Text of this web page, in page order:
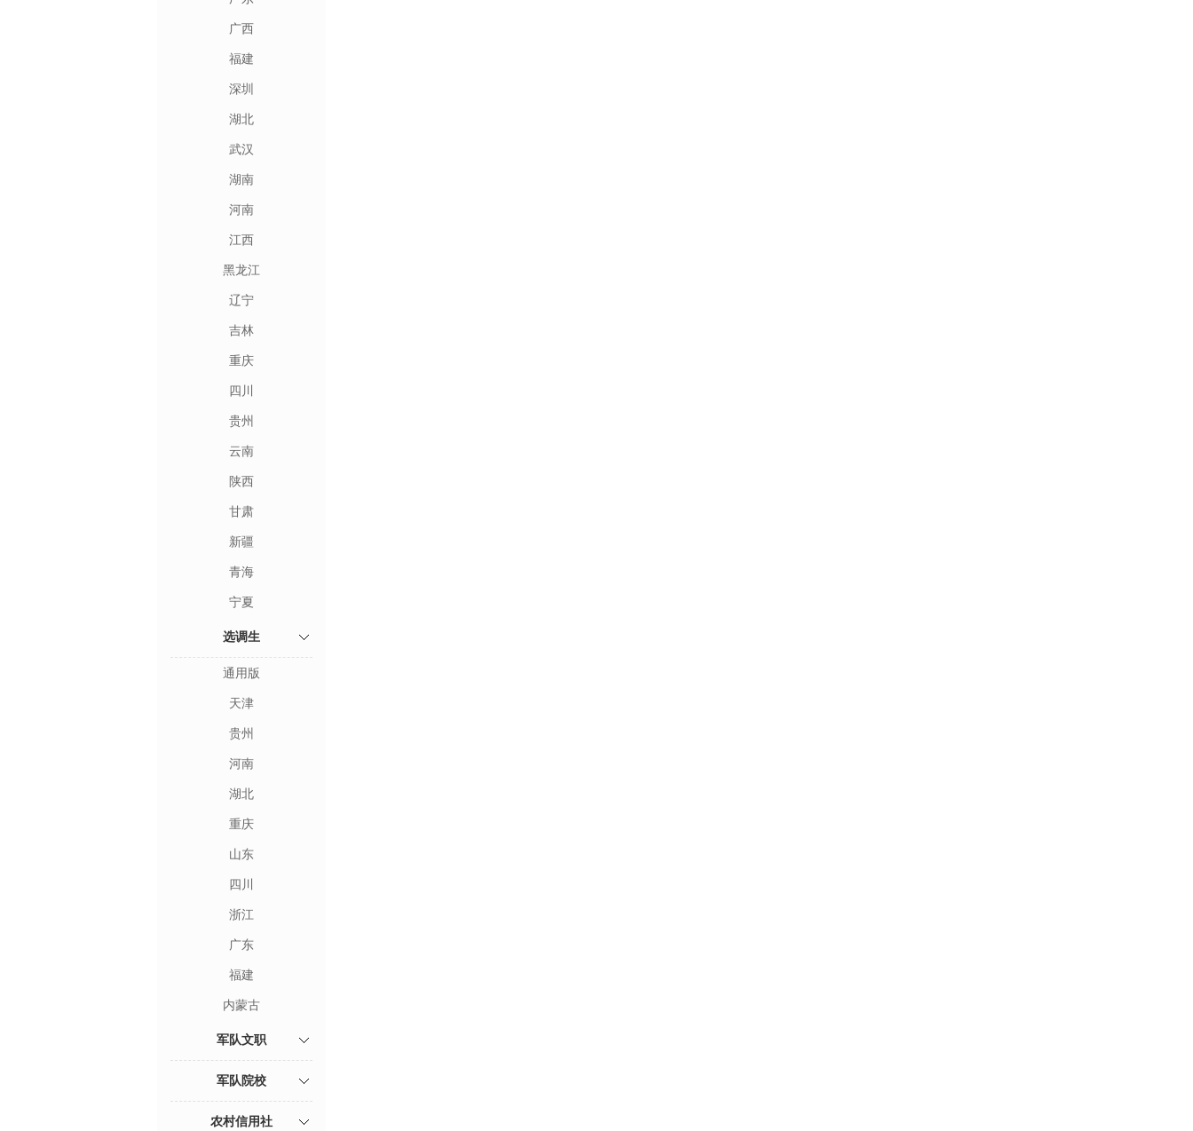
广西
福建
深圳
湖北
武汉
湖南
河南
江西
黑龙江
辽宁
吉林
重庆
四川
贵州
云南
陕西
甘肃
新疆
青海
宁夏
选调生
通用版
天津
贵州
河南
湖北
重庆
山东
四川
浙江
广东
福建
内蒙古
军队文职
军队院校
农村信用社